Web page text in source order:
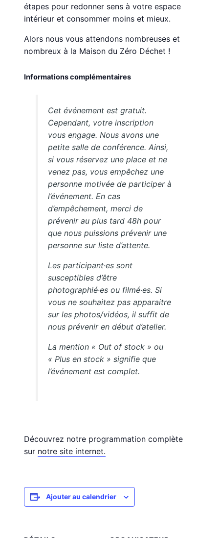
étapes pour redonner sens à votre espace
intérieur et consommer moins et mieux.
Alors nous vous attendons nombreuses et
nombreux à la Maison du Zéro Déchet !
Informations complémentaires
Cet événement est gratuit.
Cependant, votre inscription
vous engage. Nous avons une
petite salle de conférence. Ainsi,
si vous réservez une place et ne
venez pas, vous empêchez une
personne motivée de participer à
l’événement. En cas
d’empêchement, merci de
prévenir au plus tard 48h pour
que nous puissions prévenir une
personne sur liste d’attente.
Les participant·es sont
susceptibles d’être
photographié·es ou filmé·es. Si
vous ne souhaitez pas apparaitre
sur les photos/vidéos, il suffit de
nous prévenir en début d’atelier.
La mention « Out of stock » ou
« Plus en stock » signifie que
l’événement est complet.
Découvrez notre programmation complète
sur notre site internet.
Ajouter au calendrier